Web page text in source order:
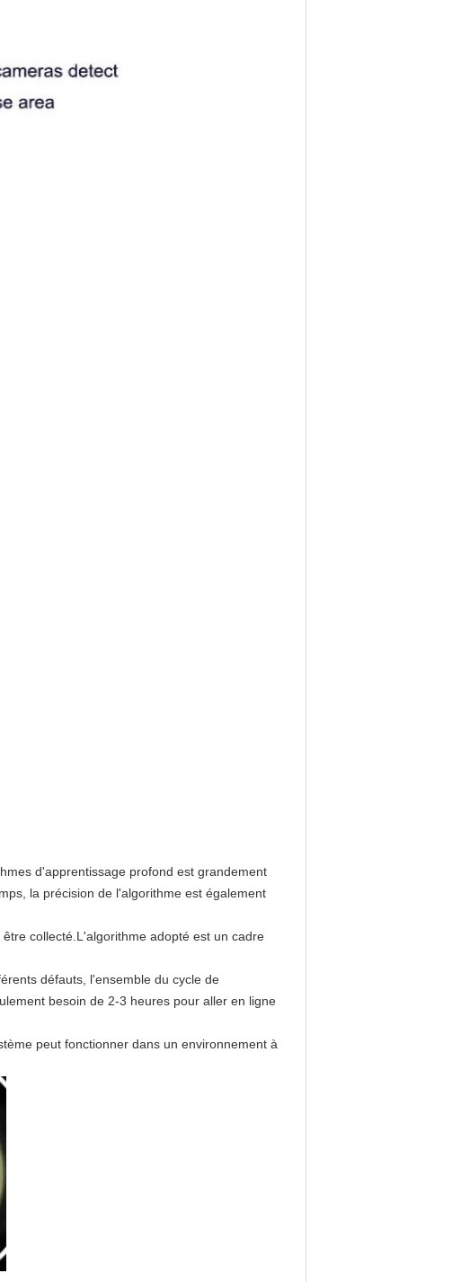
d'apprentissage profond est grandement
la précision de l'algorithme est également
collecté.L'algorithme adopté est un cadre
défauts, l'ensemble du cycle de
besoin de 2-3 heures pour aller en ligne
peut fonctionner dans un environnement à